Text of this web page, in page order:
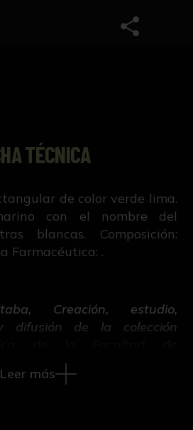
TÉCNICA
de color verde lima.
con el nombre del
blancas. Composición:
Farmacéutica: .
Creación, estudio,
difusión de la colección
(Tesis doctoral inédita,
de Sevilla, 2018).
Leer más